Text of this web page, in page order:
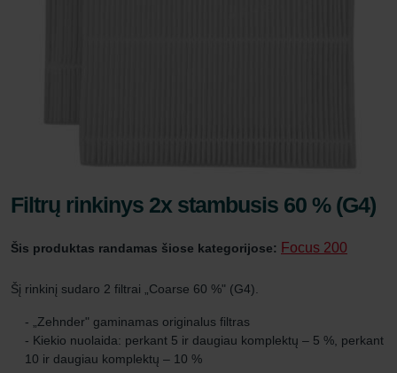
Filtrų rinkinys 2x stambusis 60 % (G4)
Šis produktas randamas šiose kategorijose: Focus 200
Šį rinkinį sudaro 2 filtrai „Coarse 60 %" (G4).
- „Zehnder" gaminamas originalus filtras
- Kiekio nuolaida: perkant 5 ir daugiau komplektų – 5 %, perkant
10 ir daugiau komplektų – 10 %